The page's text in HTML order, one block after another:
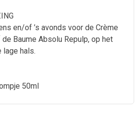
en/of ’s avonds voor de Crème
Baume Absolu Repulp, op het
lage hals.
50ml